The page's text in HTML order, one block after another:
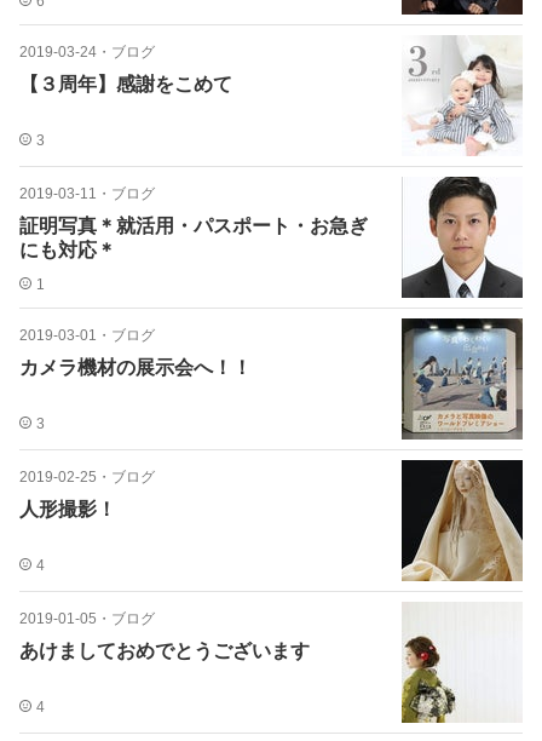
2019-03-24 ・ ブログ
【３周年】感謝をこめて
3
2019-03-11 ・ ブログ
証明写真＊就活用・パスポート・お急ぎ
にも対応＊
1
2019-03-01 ・ ブログ
カメラ機材の展示会へ！！
3
2019-02-25 ・ ブログ
人形撮影！
4
2019-01-05 ・ ブログ
あけましておめでとうございます
4